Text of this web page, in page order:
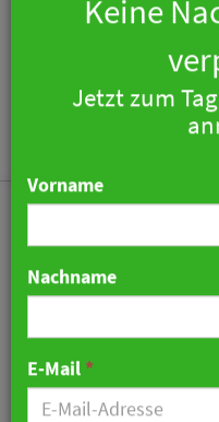
IFA
Keine
Jetzt zum
E-Mail*